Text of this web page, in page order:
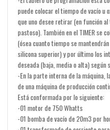
puede colocar el tiempo de vacío u
que uno desee retirar (en función
pastoso). También en el TIMER se
(ósea cuanto tiempo se
silicona superior) y por último los
deseada (baja, media o alta) según
-En la parte interna de la máquina,
de una máquina de producción
Está conformada por lo siguiente:
-01 motor de 750 Whatts
-01 bomba de vacío de 20m3 por